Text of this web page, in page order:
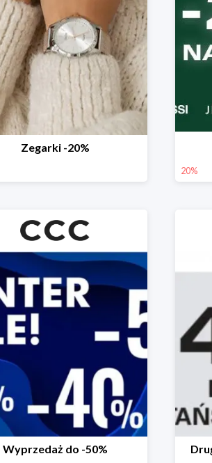
Zegarki -20%
20%
Wyprzedaż do -50%